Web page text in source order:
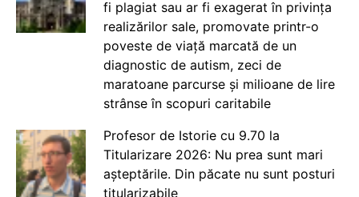
fi plagiat sau ar fi exagerat în privința
realizărilor sale, promovate printr-o
poveste de viață marcată de un
diagnostic de autism, zeci de
maratoane parcurse și milioane de lire
strânse în scopuri caritabile
Profesor de Istorie cu 9.70 la
Titularizare 2026: Nu prea sunt mari
așteptările. Din păcate nu sunt posturi
titularizabile